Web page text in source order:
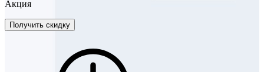
Акция
Получить скидку